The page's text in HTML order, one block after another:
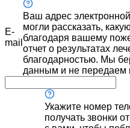
E-
mail
Ваш адрес
могли рассказать,
благодаря вашему
отчет о результатах
благодарностью. Мы
данным и не передаем
Укажите номер
получать звонки